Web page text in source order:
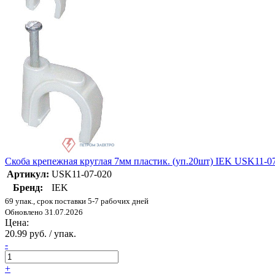
Скоба крепежная круглая 7мм пластик. (уп.20шт) IEK USK11-
Артикул: USK11-07-020
Бренд:
IEK
69 упак., срок поставки 5-7 рабочих дней
Обновлено 31.07.2026
Цена:
20.99 руб. / упак.
-
+